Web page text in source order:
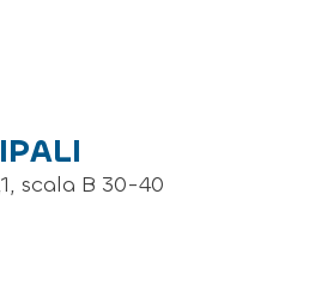
scala B 30-40